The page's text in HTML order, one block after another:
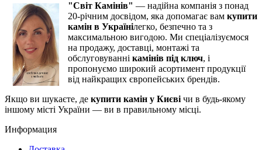
"Світ Камінів" — надійна компанія з понад
20-річним досвідом, яка допомагає вам купити
камін в Українілегко, безпечно та з
максимальною вигодою. Ми спеціалізуємося
на продажу, доставці, монтажі та
обслуговуванні камінів під ключ, і
пропонуємо широкий асортимент продукції
від найкращих європейських брендів.
Якщо ви шукаєте, де купити камін у Києві чи в будь-якому
іншому місті України — ви в правильному місці.
Информация